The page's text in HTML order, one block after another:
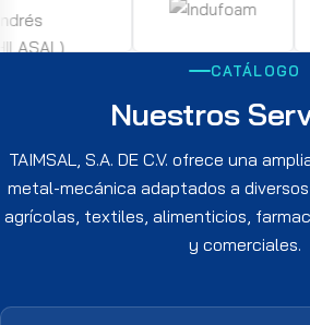
CATÁLOGO
Nuestros
TAIMSAL, S.A. DE C.V. ofrece una
metal-mecánica adaptados a
agrícolas, textiles, alimenticios,
y comerciales.